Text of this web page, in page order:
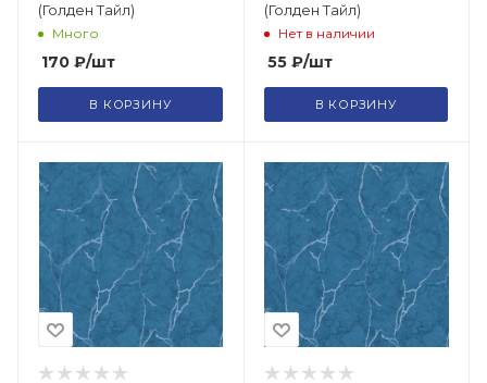
(Голден Тайл)
Много
170 ₽/шт
В КОРЗИНУ
(Голден Тайл)
Нет в наличии
55₽/шт
В КОРЗИНУ